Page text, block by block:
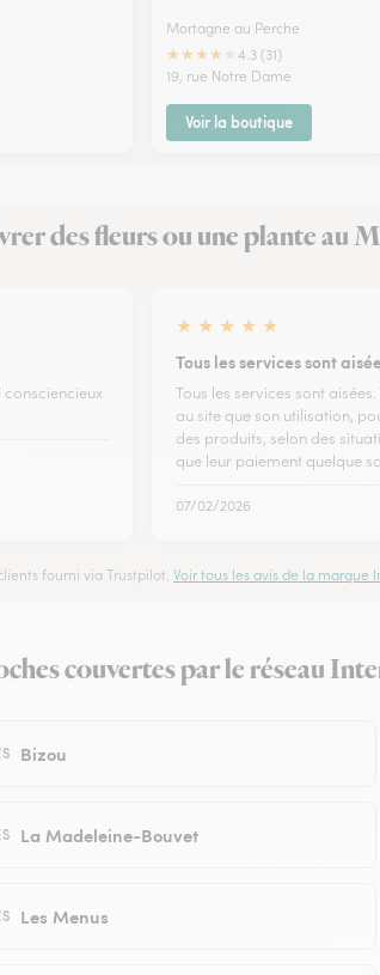
Mortagne au Perche
★★★★
4.3 (31)
19, rue Notre Dame
Voir la boutique
des fleurs ou une plante au
consciencieux
★ ★ ★ ★ ★
Tous les services sont
Tous les services sont
au site que son utilisation,
des produits, selon des
que leur paiement quelque
07/02/2026
fourni via Trustpilot.Voir tous les avis de la marque
couvertes par le réseau
Bizou
La Madeleine-Bouvet
Les Menus